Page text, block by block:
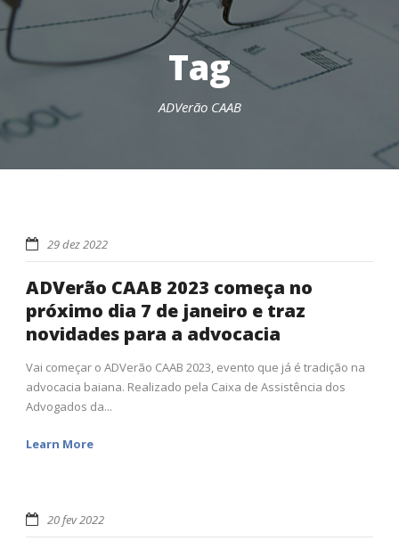
Tag
ADVerão CAAB
29 dez 2022
ADVerão CAAB 2023 começa no
próximo dia 7 de janeiro e traz
novidades para a advocacia
Vai começar o ADVerão CAAB 2023, evento que já é tradição na
advocacia baiana. Realizado pela Caixa de Assistência dos
Advogados da...
Learn More
20 fev 2022